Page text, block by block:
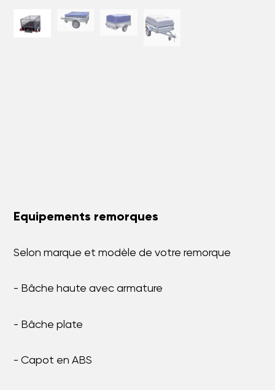
Equipements remorques
Selon marque et modèle de votre remorque
- Bâche haute avec armature
- Bâche plate
- Capot en ABS